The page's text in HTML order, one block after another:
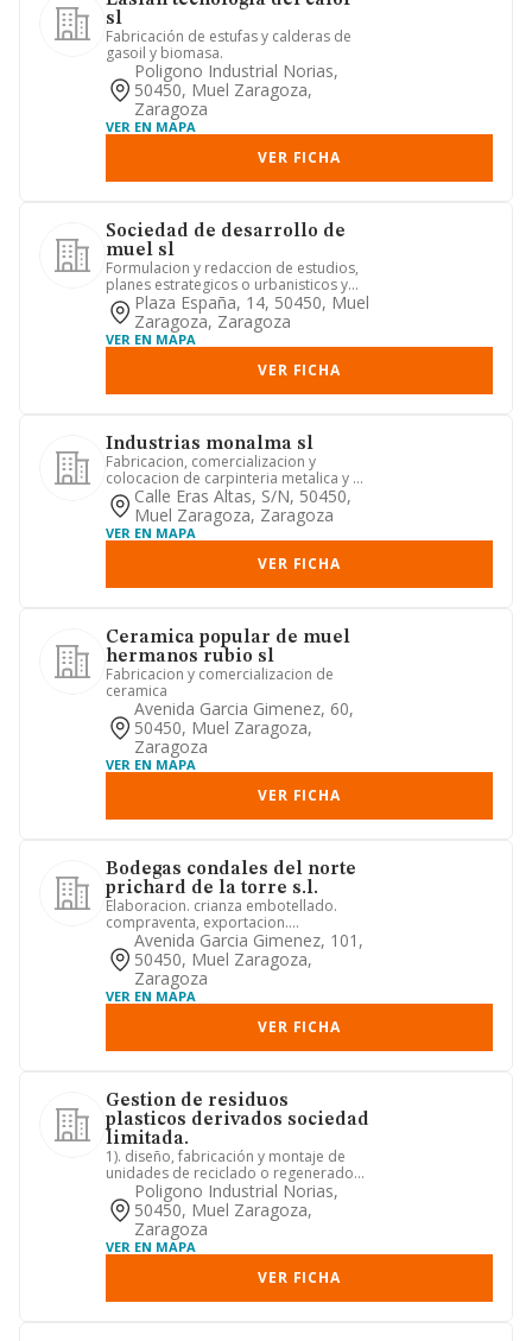
sl
Fabricación de estufas y calderas de
gasoil y biomasa.
Poligono Industrial Norias,
50450, Muel Zaragoza,
Zaragoza
VER EN MAPA
VER FICHA
Sociedad de desarrollo de
muel sl
Formulacion y redaccion de estudios,
planes estrategicos o urbanisticos y
proyectos, adquisicion y ...
Plaza España, 14, 50450, Muel
Zaragoza, Zaragoza
VER EN MAPA
VER FICHA
Industrias monalma sl
Fabricacion, comercializacion y
colocacion de carpinteria metalica y de
madera; instalacion de mueb...
Calle Eras Altas, S/n, 50450,
Muel Zaragoza, Zaragoza
VER EN MAPA
VER FICHA
Ceramica popular de muel
hermanos rubio sl
Fabricacion y comercializacion de
ceramica
Avenida Garcia Gimenez, 60,
50450, Muel Zaragoza,
Zaragoza
VER EN MAPA
VER FICHA
Bodegas condales del norte
prichard de la torre s.l.
Elaboracion. crianza embotellado.
compraventa, exportacion.
importacion, representacion y
comercial...
Avenida Garcia Gimenez, 101,
50450, Muel Zaragoza,
Zaragoza
VER EN MAPA
VER FICHA
Gestion de residuos
plasticos derivados sociedad
limitada.
1). diseño, fabricación y montaje de
unidades de reciclado o regenerado
de polímero polimetilmetacr...
Poligono Industrial Norias,
50450, Muel Zaragoza,
Zaragoza
VER EN MAPA
VER FICHA